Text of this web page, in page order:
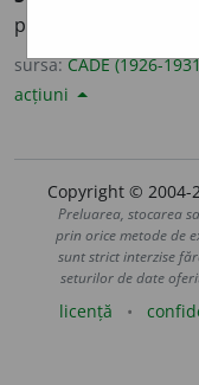
pregătește-te de
sursa:CADE (1926-
acțiuni
Copyright © 2004-
Preluarea, stocarea
prin orice metode de
sunt strict interzise
seturilor de date
licență